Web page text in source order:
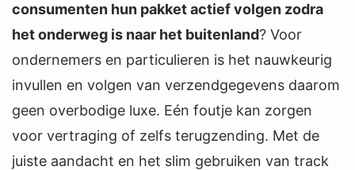
consumenten hun pakket actief volgen zodra
het onderweg is naar het buitenland? Voor
ondernemers en particulieren is het nauwkeurig
invullen en volgen van verzendgegevens daarom
geen overbodige luxe. Eén foutje kan zorgen
voor vertraging of zelfs terugzending. Met de
juiste aandacht en het slim gebruiken van track